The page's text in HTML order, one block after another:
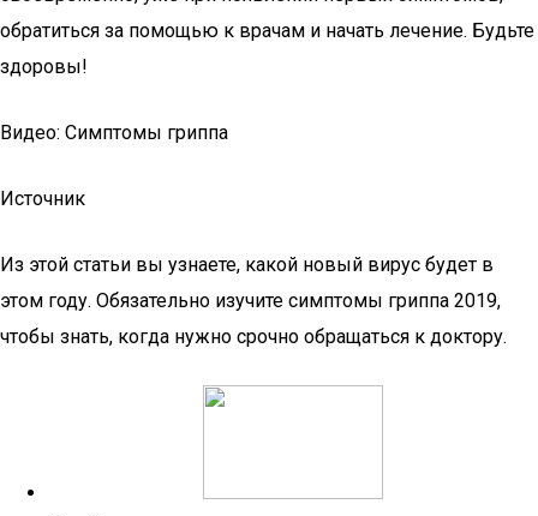
обратиться за помощью к врачам и начать лечение. Будьте
здоровы!
Видео: Симптомы гриппа
Источник
Из этой статьи вы узнаете, какой новый вирус будет в
этом году. Обязательно изучите симптомы гриппа 2019,
чтобы знать, когда нужно срочно обращаться к доктору.